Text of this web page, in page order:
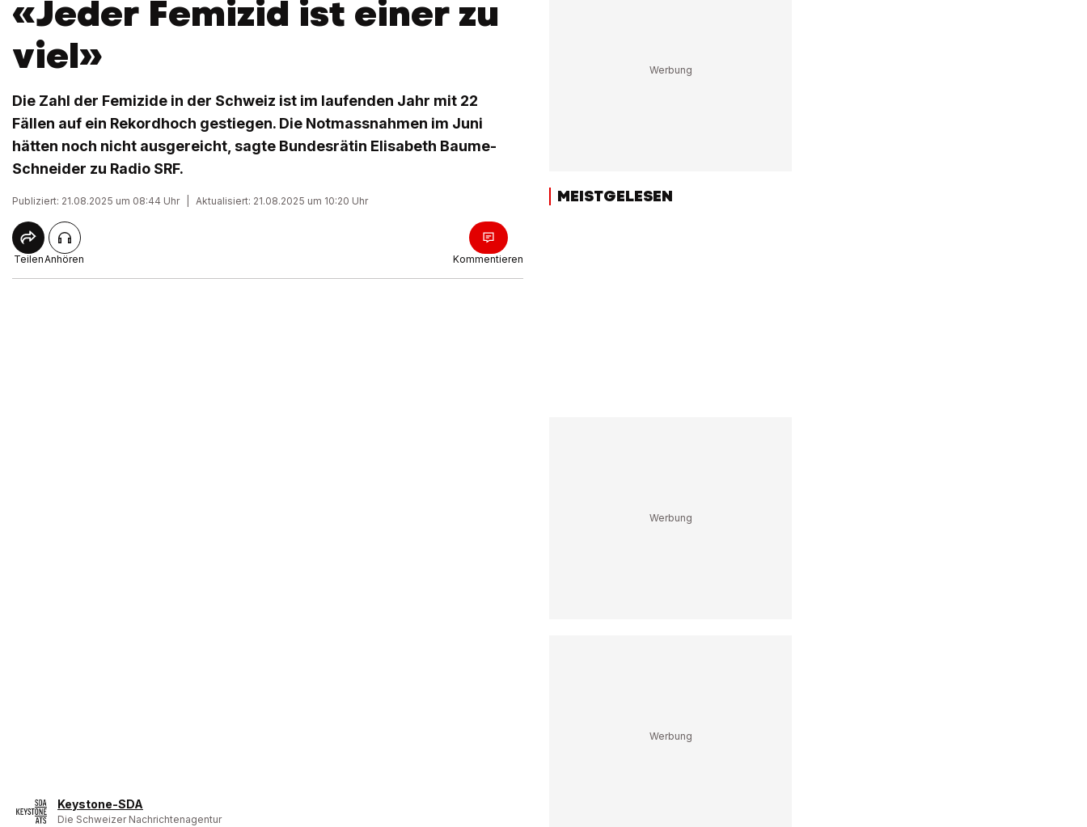
«Jeder Femizid ist einer zu
viel»
Die Zahl der Femizide in der Schweiz ist im laufenden Jahr mit 22
Fällen auf ein Rekordhoch gestiegen. Die Notmassnahmen im Juni
hätten noch nicht ausgereicht, sagte Bundesrätin Elisabeth Baume-
Schneider zu Radio SRF.
Publiziert: 21.08.2025 um 08:44 Uhr Aktualisiert: 21.08.2025 um 10:20 Uhr
TeilenAnhören Kommentieren
Keystone-SDA
Die Schweizer Nachrichtenagentur
MEISTGELESEN